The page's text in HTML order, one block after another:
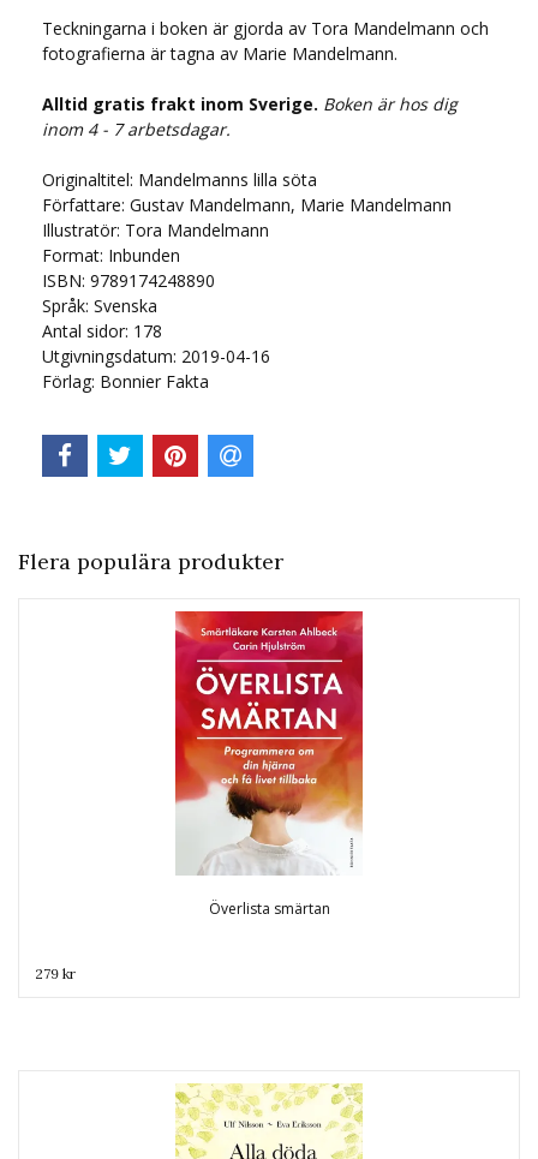
Teckningarna i boken är gjorda av Tora Mandelmann och
fotografierna är tagna av Marie Mandelmann.
Alltid gratis frakt inom Sverige. Boken är hos dig
inom 4 - 7 arbetsdagar.
Originaltitel: Mandelmanns lilla söta
Författare: Gustav Mandelmann, Marie Mandelmann
Illustratör: Tora Mandelmann
Format: Inbunden
ISBN: 9789174248890
Språk: Svenska
Antal sidor: 178
Utgivningsdatum: 2019-04-16
Förlag: Bonnier Fakta
Flera populära produkter
Överlista smärtan
279 kr